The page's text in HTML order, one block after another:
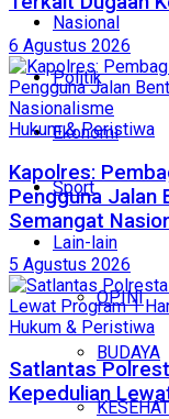
Nasional
Politik
Ekonomi
Sport
Lain-lain
OPINI
BUDAYA
6 Agustus 2026
Hukum & Peristiwa
Kapolres:
Pengguna Jalan
Semangat
5 Agustus 2026
Hukum & Peristiwa
Satlantas
Kepedulian